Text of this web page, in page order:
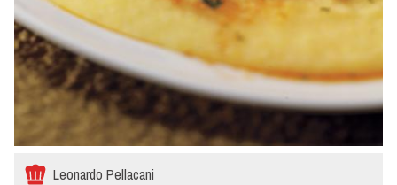
Leonardo Pellacani